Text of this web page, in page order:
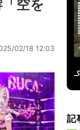
空を
02/18 12:03
記